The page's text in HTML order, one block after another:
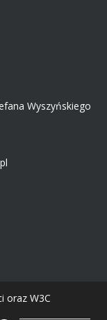
Wyszyńskiego
oraz W3C